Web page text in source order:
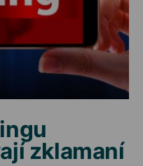
zklamaní